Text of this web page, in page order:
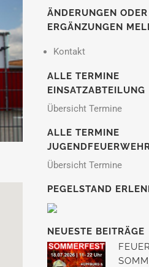
ÄNDERUNGEN ODER
ERGÄNZUNGEN
Kontakt
ALLE TERMINE
EINSATZABTEILUNG
Übersicht Termine
ALLE TERMINE
Übersicht Termine
PEGELSTAND
NEUESTE BEITRÄGE